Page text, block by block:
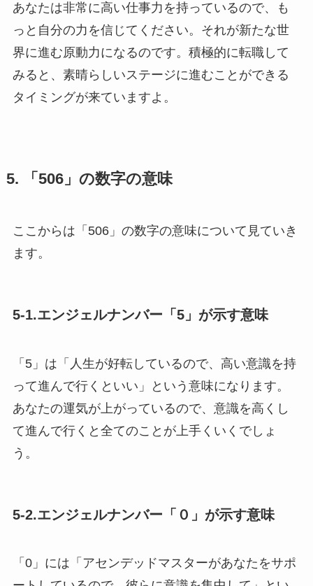
あなたは非常に高い仕事力を持っているので、も
っと自分の力を信じてください。それが新たな世
界に進む原動力になるのです。積極的に転職して
みると、素晴らしいステージに進むことができる
タイミングが来ていますよ。
5. 「506」の数字の意味
ここからは「506」の数字の意味について見ていき
ます。
5-1.エンジェルナンバー「5」が示す意味
「5」は「人生が好転しているので、高い意識を持
って進んで行くといい」という意味になります。
あなたの運気が上がっているので、意識を高くし
て進んで行くと全てのことが上手くいくでしょ
う。
5-2.エンジェルナンバー「０」が示す意味
「0」には「アセンデッドマスターがあなたをサポ